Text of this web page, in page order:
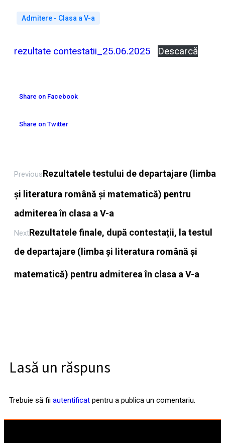
Admitere - Clasa a V-a
rezultate contestatii_25.06.2025 Descarcă
Share on Facebook
Share on Twitter
PreviousRezultatele testului de departajare (limba
și literatura română și matematică) pentru
admiterea în clasa a V-a
NextRezultatele finale, după contestații, la testul
de departajare (limba și literatura română și
matematică) pentru admiterea în clasa a V-a
Lasă un răspuns
Trebuie să fii autentificat pentru a publica un comentariu.